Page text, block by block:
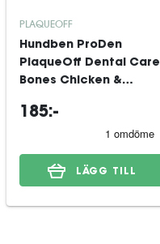
PLAQUEOFF
Hundben ProDen
PlaqueOff Dental Care
Bones Chicken &
185:-
LÄGG TILL